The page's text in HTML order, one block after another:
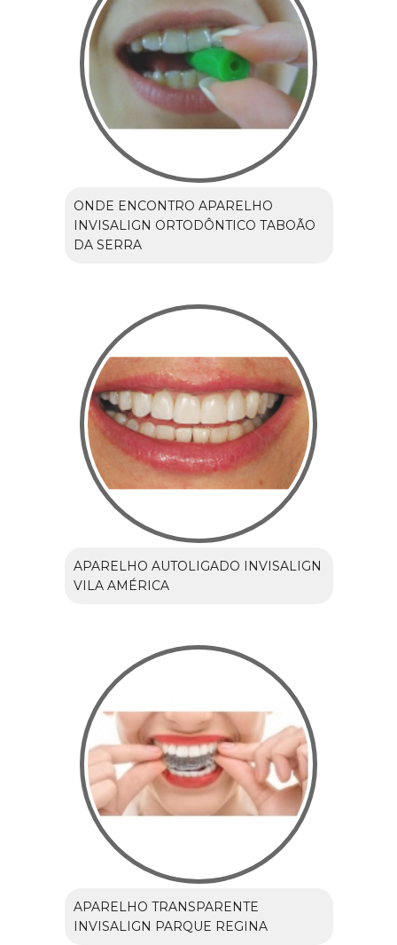
ONDE ENCONTRO APARELHO
INVISALIGN ORTODÔNTICO TABOÃO
DA SERRA
APARELHO AUTOLIGADO INVISALIGN
VILA AMÉRICA
APARELHO TRANSPARENTE
INVISALIGN PARQUE REGINA